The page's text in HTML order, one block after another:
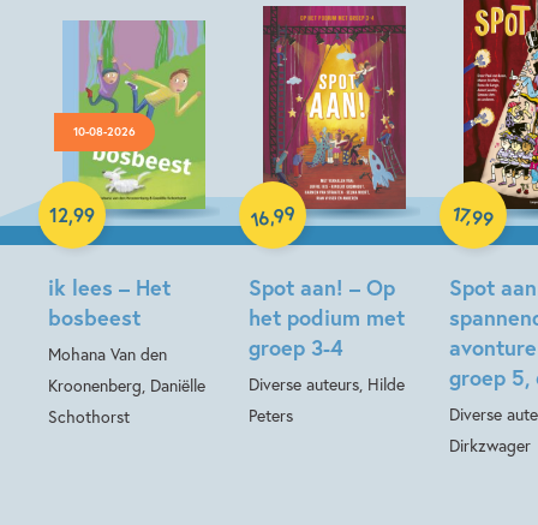
10-08-2026
ik lees – Het
bosbeest
Mohana Van den
Kroonenberg, Daniëlle
Schothorst
12,99
Hardcover
Spot aan! – Op
het podium met
groep 3-4
Diverse auteurs, Hilde
Peters
16,99
Hardcover
Spot
groep 5,
Diverse
Dirkzwager
17,99
Hardcover